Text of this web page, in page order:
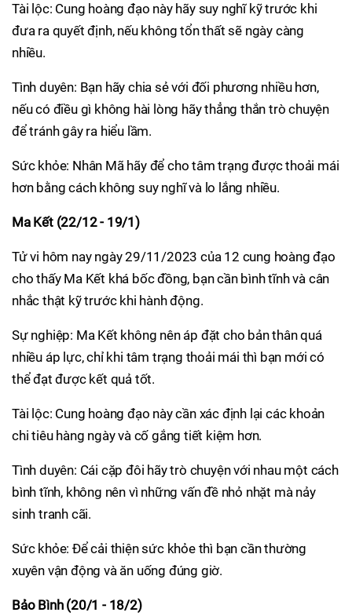
Tài lộc: Cung hoàng đạo này hãy suy nghĩ kỹ trước khi
đưa ra quyết định, nếu không tổn thất sẽ ngày càng
nhiều.
Tình duyên: Bạn hãy chia sẻ với đối phương nhiều hơn,
nếu có điều gì không hài lòng hãy thẳng thắn trò chuyện
để tránh gây ra hiểu lầm.
Sức khỏe: Nhân Mã hãy để cho tâm trạng được thoải mái
hơn bằng cách không suy nghĩ và lo lắng nhiều.
Ma Kết (22/12 - 19/1)
Tử vi hôm nay ngày 29/11/2023 của 12 cung hoàng đạo
cho thấy Ma Kết khá bốc đồng, bạn cần bình tĩnh và cân
nhắc thật kỹ trước khi hành động.
Sự nghiệp: Ma Kết không nên áp đặt cho bản thân quá
nhiều áp lực, chỉ khi tâm trạng thoải mái thì bạn mới có
thể đạt được kết quả tốt.
Tài lộc: Cung hoàng đạo này cần xác định lại các khoản
chi tiêu hàng ngày và cố gắng tiết kiệm hơn.
Tình duyên: Cái cặp đôi hãy trò chuyện với nhau một cách
bình tĩnh, không nên vì những vấn đề nhỏ nhặt mà nảy
sinh tranh cãi.
Sức khỏe: Để cải thiện sức khỏe thì bạn cần thường
xuyên vận động và ăn uống đúng giờ.
Bảo Bình (20/1 - 18/2)